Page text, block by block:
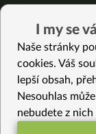
Krémová zeleninová
Celozrnná rýže
Domácí ořechový sýr
Online vaření 4 –
zeleninou a
I my se
Naše stránky
cookies. Váš
lepší obsah,
Nesouhlas
nebudete z